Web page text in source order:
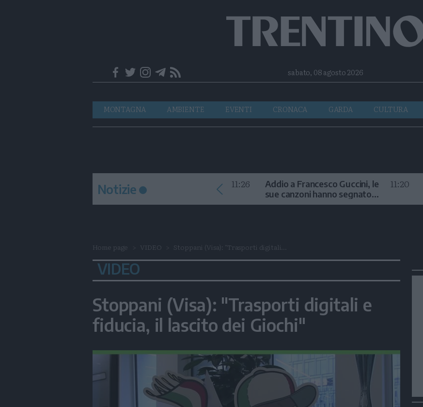
Telegram
RSSsabato, 08 agosto 2026
Navigazione
principale
MONTAGNA AMBIENTE EVENTI CRONACA GARDA CULTURA
Notizie 11:26
Addio a Francesco Guccini, le
sue canzoni hanno segnato
la storia
11:20
Home page VIDEO Stoppani (Visa): "Trasporti digitali...
VIDEO
Stoppani (Visa): "Trasporti digitali e
fiducia, il lascito dei Giochi"